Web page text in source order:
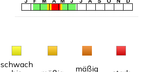
schwach
mäßig